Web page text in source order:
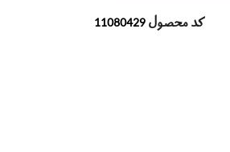
کد محصول11080429